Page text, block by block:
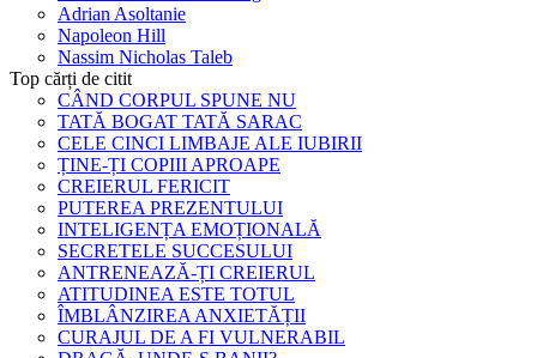
Adrian Asoltanie
Napoleon Hill
Nassim Nicholas Taleb
Top cărți de citit
CÂND CORPUL SPUNE NU
TATĂ BOGAT TATĂ SARAC
CELE CINCI LIMBAJE ALE IUBIRII
ȚINE-ȚI COPIII APROAPE
CREIERUL FERICIT
PUTEREA PREZENTULUI
INTELIGENȚA EMOȚIONALĂ
SECRETELE SUCCESULUI
ANTRENEAZĂ-ȚI CREIERUL
ATITUDINEA ESTE TOTUL
ÎMBLÂNZIREA ANXIETĂȚII
CURAJUL DE A FI VULNERABIL